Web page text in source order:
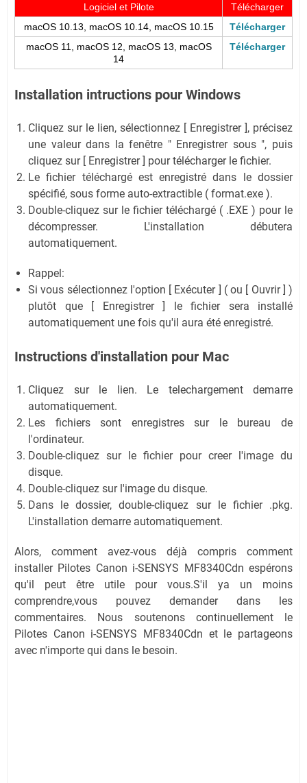
Logiciel et Pilote
Télécharger
macOS 10.13, macOS 10.14, macOS 10.15
Télécharger
macOS 11, macOS 12, macOS 13, macOS
14
Télécharger
Installation intructions pour Windows
Cliquez sur le lien, sélectionnez [ Enregistrer ], précisez
une valeur dans la fenêtre " Enregistrer sous ", puis
cliquez sur [ Enregistrer ] pour télécharger le fichier.
Le fichier téléchargé est enregistré dans le dossier
spécifié, sous forme auto-extractible ( format.exe ).
Double-cliquez sur le fichier téléchargé ( .EXE ) pour le
décompresser. L'installation débutera
automatiquement.
Rappel:
Si vous sélectionnez l'option [ Exécuter ] ( ou [ Ouvrir ] )
plutôt que [ Enregistrer ] le fichier sera installé
automatiquement une fois qu'il aura été enregistré.
Instructions d'installation pour Mac
Cliquez sur le lien. Le telechargement demarre
automatiquement.
Les fichiers sont enregistres sur le bureau de
l'ordinateur.
Double-cliquez sur le fichier pour creer l'image du
disque.
Double-cliquez sur l'image du disque.
Dans le dossier, double-cliquez sur le fichier .pkg.
L'installation demarre automatiquement.
Alors, comment avez-vous déjà compris comment
installer Pilotes Canon i-SENSYS MF8340Cdn espérons
qu'il peut être utile pour vous.S'il ya un moins
comprendre,vous pouvez demander dans les
commentaires. Nous soutenons continuellement le
Pilotes Canon i-SENSYS MF8340Cdn et le partageons
avec n'importe qui dans le besoin.